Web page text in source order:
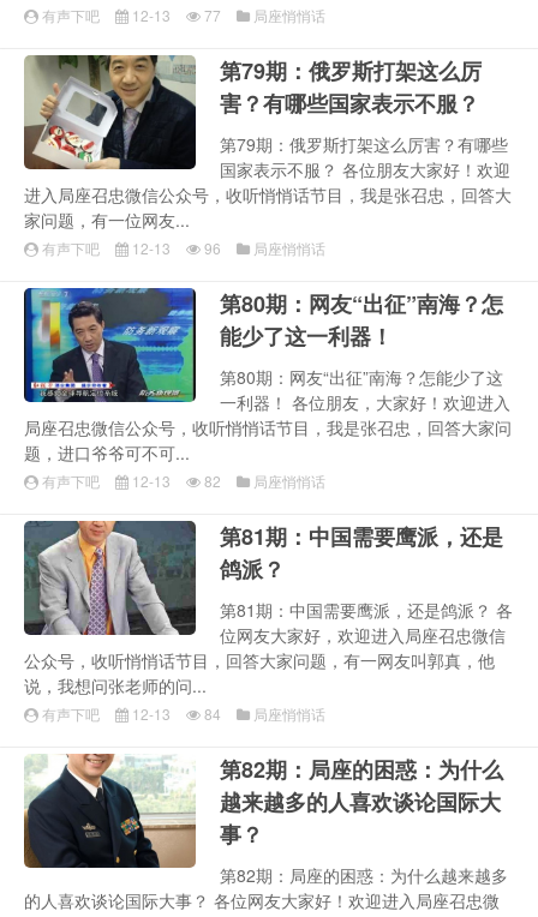
有声下吧 12-13 77 局座悄悄话
第79期：俄罗斯打架这么厉
害？有哪些国家表示不服？
第79期：俄罗斯打架这么厉害？有哪些
国家表示不服？ 各位朋友大家好！欢迎
进入局座召忠微信公众号，收听悄悄话节目，我是张召忠，回答大
家问题，有一位网友...
有声下吧 12-13 96 局座悄悄话
第80期：网友“出征”南海？怎
能少了这一利器！
第80期：网友“出征”南海？怎能少了这
一利器！ 各位朋友，大家好！欢迎进入
局座召忠微信公众号，收听悄悄话节目，我是张召忠，回答大家问
题，进口爷爷可不可...
有声下吧 12-13 82 局座悄悄话
第81期：中国需要鹰派，还是
鸽派？
第81期：中国需要鹰派，还是鸽派？ 各
位网友大家好，欢迎进入局座召忠微信
公众号，收听悄悄话节目，回答大家问题，有一网友叫郭真，他
说，我想问张老师的问...
有声下吧 12-13 84 局座悄悄话
第82期：局座的困惑：为什么
越来越多的人喜欢谈论国际大
事？
第82期：局座的困惑：为什么越来越多
的人喜欢谈论国际大事？ 各位网友大家好！欢迎进入局座召忠微